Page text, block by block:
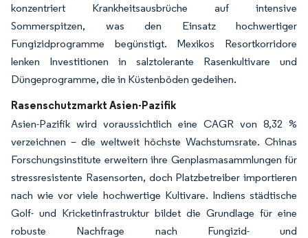
konzentriert Krankheitsausbrüche auf intensive
Sommerspitzen, was den Einsatz hochwertiger
Fungizidprogramme begünstigt. Mexikos Resortkorridore
lenken Investitionen in salztolerante Rasenkultivare und
Düngeprogramme, die in Küstenböden gedeihen.
Rasenschutzmarkt Asien-Pazifik
Asien-Pazifik wird voraussichtlich eine CAGR von 8,32 %
verzeichnen – die weltweit höchste Wachstumsrate. Chinas
Forschungsinstitute erweitern ihre Genplasmasammlungen für
stressresistente Rasensorten, doch Platzbetreiber importieren
nach wie vor viele hochwertige Kultivare. Indiens städtische
Golf- und Kricketinfrastruktur bildet die Grundlage für eine
robuste Nachfrage nach Fungizid- und